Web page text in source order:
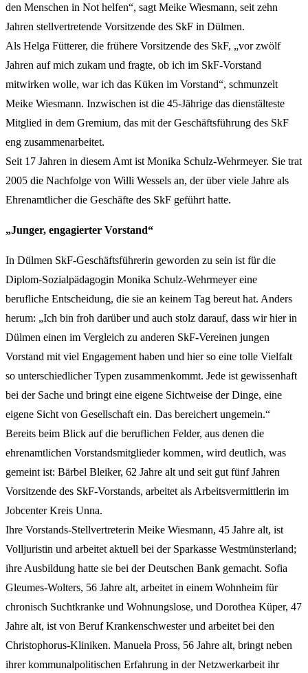
den Menschen in Not helfen“, sagt Meike Wiesmann, seit zehn
Jahren stellvertretende Vorsitzende des SkF in Dülmen.
Als Helga Fütterer, die frühere Vorsitzende des SkF, „vor zwölf
Jahren auf mich zukam und fragte, ob ich im SkF-Vorstand
mitwirken wolle, war ich das Küken im Vorstand“, schmunzelt
Meike Wiesmann. Inzwischen ist die 45-Jährige das dienstälteste
Mitglied in dem Gremium, das mit der Geschäftsführung des SkF
eng zusammenarbeitet.
Seit 17 Jahren in diesem Amt ist Monika Schulz-Wehrmeyer. Sie trat
2005 die Nachfolge von Willi Wessels an, der über viele Jahre als
Ehrenamtlicher die Geschäfte des SkF geführt hatte.
„Junger, engagierter Vorstand“
In Dülmen SkF-Geschäftsführerin geworden zu sein ist für die
Diplom-Sozialpädagogin Monika Schulz-Wehrmeyer eine
berufliche Entscheidung, die sie an keinem Tag bereut hat. Anders
herum: „Ich bin froh darüber und auch stolz darauf, dass wir hier in
Dülmen einen im Vergleich zu anderen SkF-Vereinen jungen
Vorstand mit viel Engagement haben und hier so eine tolle Vielfalt
so unterschiedlicher Typen zusammenkommt. Jede ist gewissenhaft
bei der Sache und bringt eine eigene Sichtweise der Dinge, eine
eigene Sicht von Gesellschaft ein. Das bereichert ungemein.“
Bereits beim Blick auf die beruflichen Felder, aus denen die
ehrenamtlichen Vorstandsmitglieder kommen, wird deutlich, was
gemeint ist: Bärbel Bleiker, 62 Jahre alt und seit gut fünf Jahren
Vorsitzende des SkF-Vorstands, arbeitet als Arbeitsvermittlerin im
Jobcenter Kreis Unna.
Ihre Vorstands-Stellvertreterin Meike Wiesmann, 45 Jahre alt, ist
Volljuristin und arbeitet aktuell bei der Sparkasse Westmünsterland;
ihre Ausbildung hatte sie bei der Deutschen Bank gemacht. Sofia
Gleumes-Wolters, 56 Jahre alt, arbeitet in einem Wohnheim für
chronisch Suchtkranke und Wohnungslose, und Dorothea Küper, 47
Jahre alt, ist von Beruf Krankenschwester und arbeitet bei den
Christophorus-Kliniken. Manuela Pross, 56 Jahre alt, bringt neben
ihrer kommunalpolitischen Erfahrung in der Netzwerkarbeit ihr